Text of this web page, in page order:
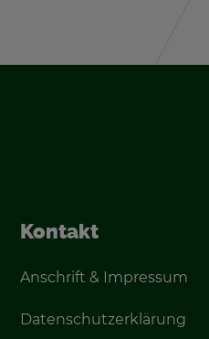
Kon­takt
An­schrift & Im­pres­sum
Da­ten­schutz­er­klä­rung